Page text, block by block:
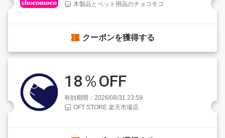
木製品とペット用品のチョコモコ
クーポンを獲得する
18％OFF
有効期間：2026/08/31 23:59
OFT STORE 楽天市場店